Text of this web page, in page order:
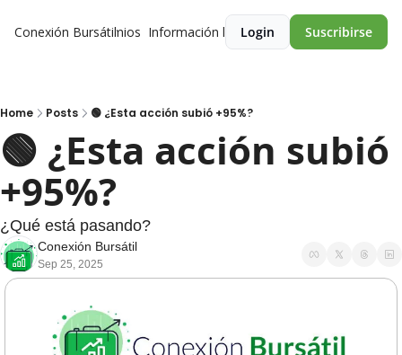
Conexión BursátilPremios Información legalLogin Suscribirse
Home Posts 🟢 ¿Esta acción subió +95%?
🟢 ¿Esta acción subió
+95%?
¿Qué está pasando?
Conexión Bursátil
Sep 25, 2025